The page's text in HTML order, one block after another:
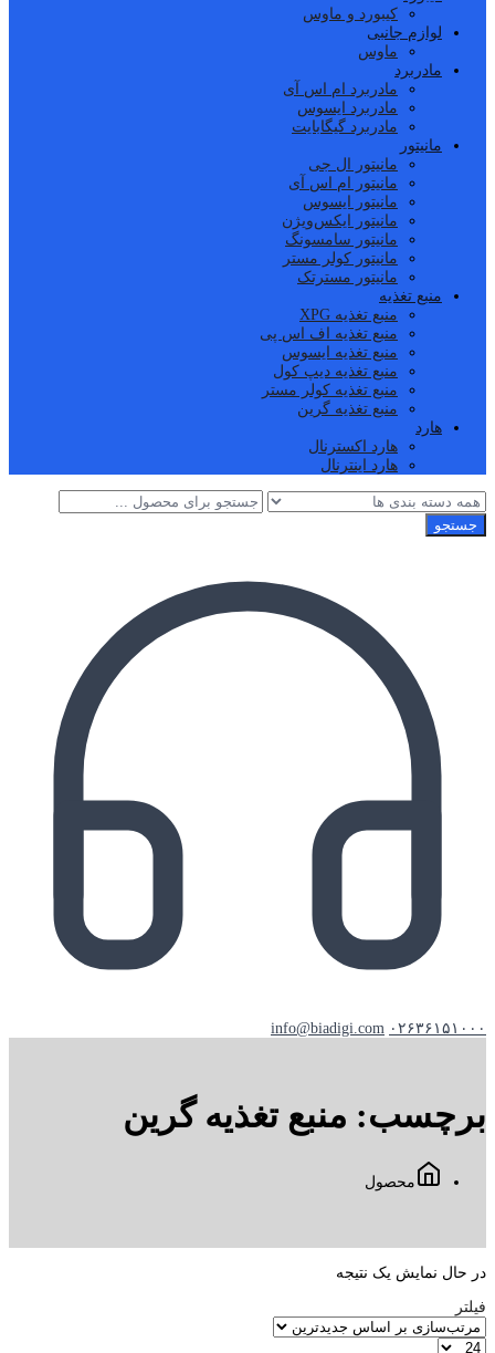
کیبورد و ماوس
لوازم جانبی
ماوس
مادربرد
مادربرد ام اس آی
مادربرد ایسوس
مادربرد گیگابایت
مانیتور
مانیتور ال جی
مانیتور ام اس آی
مانیتور ایسوس
مانیتور ایکس‌ویژن
مانیتور سامسونگ
مانیتور کولر مستر
مانیتور مسترتک
منبع تغذیه
منبع تغذیه XPG
منبع تغذیه اف اس پی
منبع تغذیه ایسوس
منبع تغذیه دیپ کول
منبع تغذیه کولر مستر
منبع تغذیه گرین
هارد
هارد اکسترنال
هارد اینترنال
جستجو
۰۲۶۳۶۱۵۱۰۰۰ info@biadigi.com
برچسب: منبع تغذیه گرین
محصول
در حال نمایش یک نتیجه
فیلتر